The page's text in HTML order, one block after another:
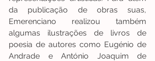
da publicação de obras suas,
Emerenciano realizou também
algumas ilustrações de livros de
poesia de autores como Eugénio de
Andrade e António Joaquim de